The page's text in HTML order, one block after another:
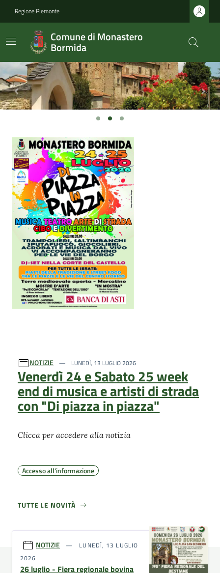
Regione Piemonte
Comune di Monastero
Bormida
Previous Next
Ultime notizie
NOTIZIE LUNEDÌ, 13 LUGLIO 2026
Venerdì 24 e Sabato 25 week
end di musica e artisti di strada
con "Di piazza in piazza"
Clicca per accedere alla notizia
Accesso all'informazione
TUTTE LE NOVITÀ
NOTIZIE
LUNEDÌ, 13 LUGLIO
2026
26 luglio - Fiera regionale bovina